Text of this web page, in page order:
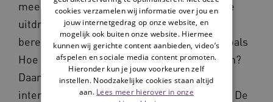
meesterwerk te worden. Als het de essentie
uitdrukt, is dat al heel bijzonder. Om dat te
bereiken stel ik vragen, vaak naar details, zoals
Hoe zag je slaapkamer eruit? Of je schoenen?
Daardoor komen herinneringen terug die
interessant zijn om te verbeelden op papier. De
cookies verzamelen wij informatie over jou en
jouw internetgedrag op onze website, en
mogelijk ook buiten onze website. Hiermee
kunnen wij gerichte content aanbieden, video’s
afspelen en sociale media content promoten.
Hieronder kun je jouw voorkeuren zelf
instellen. Noodzakelijke cookies staan altijd
aan. Lees meer hierover in onze